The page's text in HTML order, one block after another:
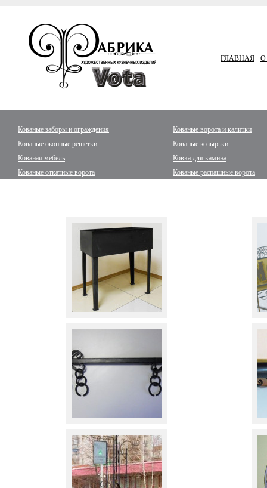
ГЛАВНАЯ О
Кованые заборы и ограждения
Кованые ворота и калитки
Кованые оконные решетки
Кованые козырьки
Кованая мебель
Ковка для камина
Кованые откатные ворота
Кованые распашные ворота